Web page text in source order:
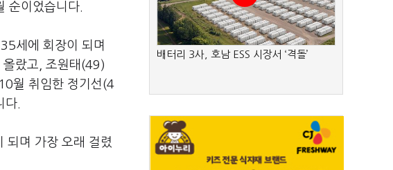
순이었습니다
35세에 회장이 되며
올랐고 조원태 (49)
10월 취임한 정기선 (4
다
되며 가장 오래 걸렸
배터리 3사, 호남 ESS 시장서 ‘격돌’